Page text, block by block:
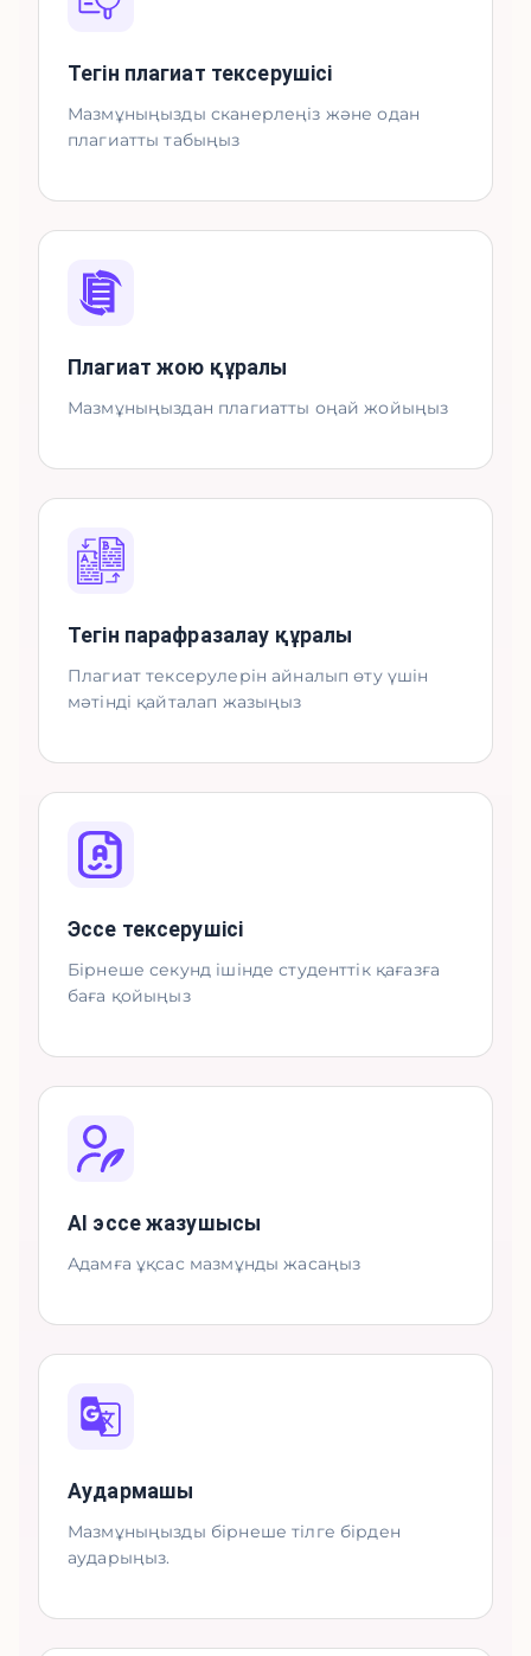
Тегін плагиат тексерушісі
Мазмұныңызды сканерлеңіз және одан
плагиатты табыңыз
Плагиат жою құралы
Мазмұныңыздан плагиатты оңай жойыңыз
Тегін парафразалау құралы
Плагиат тексерулерін айналып өту үшін
мәтінді қайталап жазыңыз
Эссе тексерушісі
Бірнеше секунд ішінде студенттік қағазға
баға қойыңыз
AI эссе жазушысы
Адамға ұқсас мазмұнды жасаңыз
Аудармашы
Мазмұныңызды бірнеше тілге бірден
аударыңыз.